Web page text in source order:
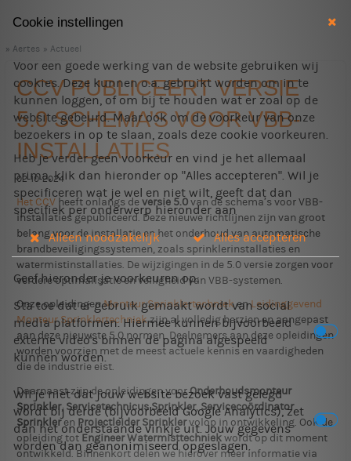
Aertes Actueel
CCV PUBLICEERT VERSIE
5.0 SCHEMA’S VOOR VBB-
INSTALLATIES
02-10-2024
Het CCVheeft onlangs deversie 5.0van de schema’s voor VBB-
installaties gepubliceerd. Deze nieuwe richtlijnen zijn van groot
belang voor de installatie en het onderhoud van automatische
brandbeveiligingssystemen, zoals sprinklerinstallaties en
watermistinstallaties. De wijzigingen in de 5.0 versie zorgen voor
verdere optimalisatie en veiligheid van VBB-systemen.
Onze opleidingenMonteur SprinklertechniekenLeidinggevend
Monteur Sprinklertechniekzijn al volledig herzien en aangepast
aan deze nieuwste 5.0 normen. Deelnemers aan deze opleidingen
worden voorzien met de meest actuele kennis en vaardigheden
die de industrie eist.
Daarnaast zijn de opleidingen voorOnderhoudsmonteur
Sprinkler, Servicetechnicus Sprinkler,Servicecoördinator
Sprinkleren Projectleider Sprinklervolop in ontwikkeling. Ook de
opleiding tot Engineer Watermisttechniekwordt op dit moment
ontwikkeld. Binnenkort delen we hierover meer informatie via
Cookie instellingen
Voor een goede werking van de website gebruiken wij
cookies. Deze kunnen o.a. gebruikt worden om in te
kunnen loggen, of om bij te houden wat er zoal op de
website gebeurd. Maar ook om de voorkeur van onze
bezoekers in op te slaan, zoals deze cookie voorkeuren.
Heb je verder geen voorkeur en vind je het allemaal
prima, klik dan hieronder op "Alles accepteren". Wil je
specificeren wat je wel en niet wilt, geeft dat dan
specifiek per onderwerp hieronder aan
Alleen noodzakelijk
Alles accepteren
Geef hieronder je voorkeuren op:
Sta toe dat er gebruik gemaakt wordt van social
media platformen. Hiermee kunnen bijvoorbeeld
externe video's binnen de pagina afgespeeld
kunnen worden.
Wil je niet dat jouw website bezoek vast gelegd
wordt bij derde (bijvoorbeeld Google Analytics), zet
dan het onderstaande vinkje uit. Jouw gegevens
worden dan geanonimiseerd opgeslagen.